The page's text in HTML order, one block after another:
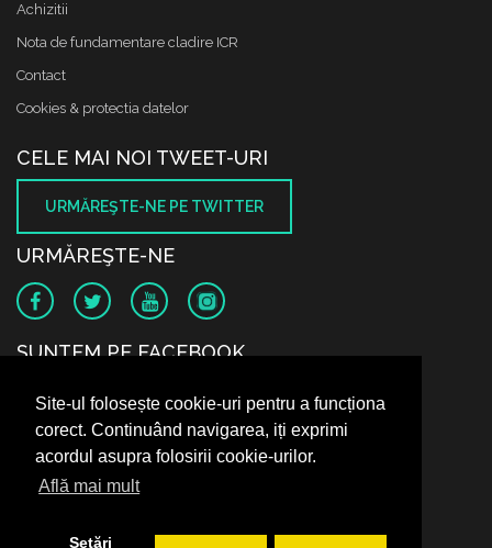
Site-ul folosește cookie-uri pentru a funcționa
corect. Continuând navigarea, iți exprimi
acordul asupra folosirii cookie-urilor.
Află mai mult
Setări
Achizitii
Nota de fundamentare cladire ICR
Contact
Cookies & protectia datelor
CELE MAI NOI TWEET-URI
URMĂREŞTE-NE PE TWITTER
URMĂREŞTE-NE
SUNTEM PE FACEBOOK